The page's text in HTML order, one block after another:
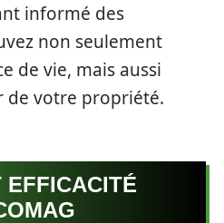
informé des
non seulement
de vie, mais aussi
de votre propriété.
EFFICACITÉ